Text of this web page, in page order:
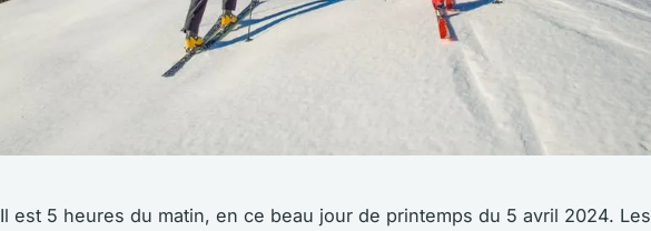
Il est 5 heures du matin, en ce beau jour de printemps du 5 avril 2024. Les